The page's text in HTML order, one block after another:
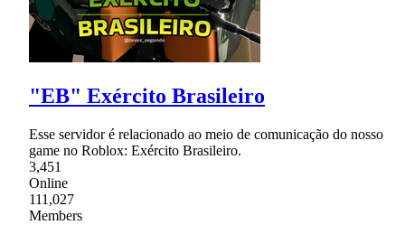
"EB" Exército Brasileiro
Esse servidor é relacionado ao meio de comunicação do nosso
game no Roblox: Exército Brasileiro.
3,451
Online
111,027
Members